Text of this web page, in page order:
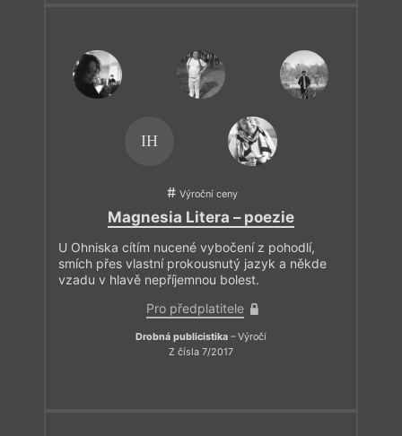
IH
Výroční ceny
Magnesia Litera – poezie
U Ohniska cítím nucené vybočení z pohodlí,
smích přes vlastní prokousnutý jazyk a někde
vzadu v hlavě nepříjemnou bolest.
Pro předplatitele
Drobná publicistika – Výročí
Z čísla 7/2017